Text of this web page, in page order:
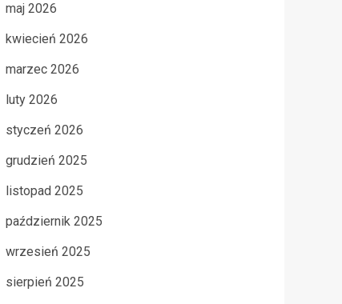
maj 2026
kwiecień 2026
marzec 2026
luty 2026
styczeń 2026
grudzień 2025
listopad 2025
październik 2025
wrzesień 2025
sierpień 2025